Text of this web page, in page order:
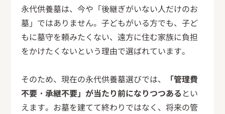
永代供養墓は、今や「後継ぎがいない人だけのお
墓」ではありません。子どもがいる方でも、子ど
もに墓守を頼みたくない、遠方に住む家族に負担
をかけたくないという理由で選ばれています。
そのため、現在の永代供養墓選びでは、
「管理費
不要・承継不要」が当たり前になりつつある とい
えます。お墓を建てて終わりではなく、将来の管